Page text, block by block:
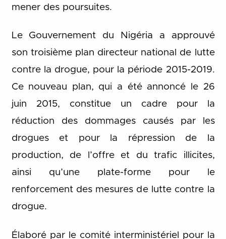
mener des poursuites.
Le Gouvernement du Nigéria a approuvé
son troisième plan directeur national de lutte
contre la drogue, pour la période 2015-2019.
Ce nouveau plan, qui a été annoncé le 26
juin 2015, constitue un cadre pour la
réduction des dommages causés par les
drogues et pour la répression de la
production, de l’offre et du trafic illicites,
ainsi qu’une plate-forme pour le
renforcement des mesures de lutte contre la
drogue.
Élaboré par le comité interministériel pour la